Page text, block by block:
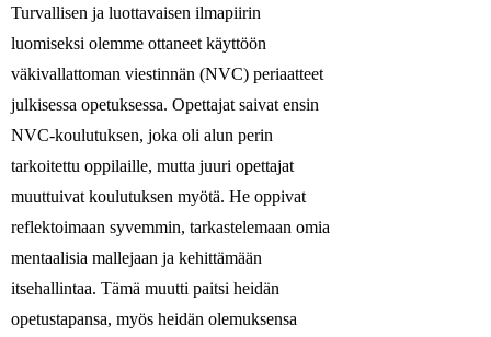
Turvallisen ja luottavaisen ilmapiirin
luomiseksi olemme ottaneet käyttöön
väkivallattoman viestinnän (NVC) periaatteet
julkisessa opetuksessa. Opettajat saivat ensin
NVC-koulutuksen, joka oli alun perin
tarkoitettu oppilaille, mutta juuri opettajat
muuttuivat koulutuksen myötä. He oppivat
reflektoimaan syvemmin, tarkastelemaan omia
mentaalisia mallejaan ja kehittämään
itsehallintaa. Tämä muutti paitsi heidän
opetustapansa, myös heidän olemuksensa